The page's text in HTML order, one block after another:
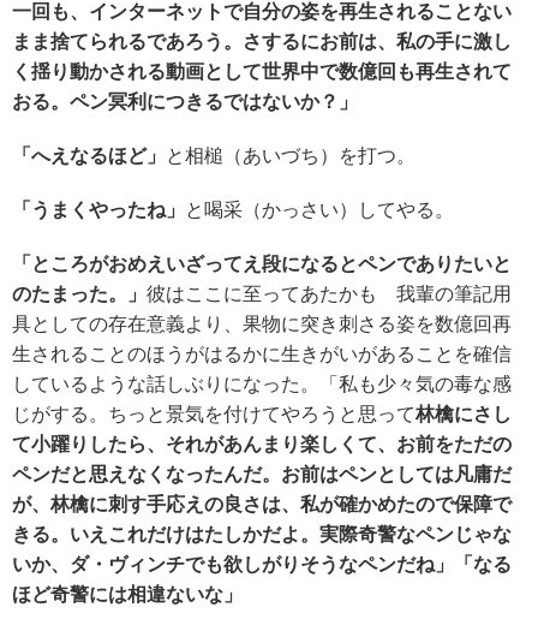
一回も、インターネットで自分の姿を再生されることない
まま捨てられるであろう。さするにお前は、私の手に激し
く揺り動かされる動画として世界中で数億回も再生されて
おる。ペン冥利につきるではないか？」
「へえなるほど」 と相槌（あいづち）を打つ。
「うまくやったね」 と喝采（かっさい）してやる。
「ところがおめえいざってえ段になるとペンでありたいと
のたまった。
」 彼はここに至ってあたかも 我輩の筆記用
具としての存在意義より、果物に突き刺さる姿を数億回再
生されることのほうがはるかに生きがいがあることを確信
しているような話しぶりになった。「私も少々気の毒な感
じがする。ちっと景気を付けてやろうと思って林檎にさし
て小躍りしたら、それがあんまり楽しくて、お前をただの
ペンだと思えなくなったんだ。 お前はペンとしては凡庸だ
が、林檎に刺す手応えの良さは、私が確かめたので保障で
きる。 いえこれだけはたしかだよ。実際奇警なペンじゃな
いか、ダ・ヴィンチでも欲しがりそうなペンだね」「なる
ほど奇警には相違ないな」